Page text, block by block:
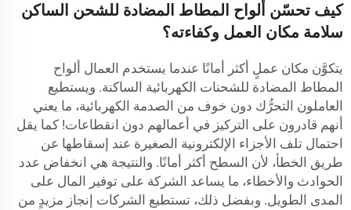
كيف تحسّن ألواح المطاط المضادة للشحن الساكن
سلامة مكان العمل وكفاءته؟
يتكوَّن مكان عملٍ أكثر أمانًا عندما يستخدم العمال ألواح
المطاط المضادة للشحنات الكهربائية الساكنة. ويستطيع
العاملون التحرُّك دون خوف من الصدمة الكهربائية، ما يعني
أنهم قادرون على التركيز في أعمالهم دون انقطاعات! كما يقل
احتمال تلف الأجزاء الإلكترونية الصغيرة عند إسقاطها عن
طريق الخطأ، لأن السطح أكثر أمانًا. والنتيجة هي انخفاض عدد
الحوادث والأخطاء، ما يساعد الشركة على توفير المال على
المدى الطويل. وبفضل ذلك، تستطيع الشركات إنجاز مزيدٍ من